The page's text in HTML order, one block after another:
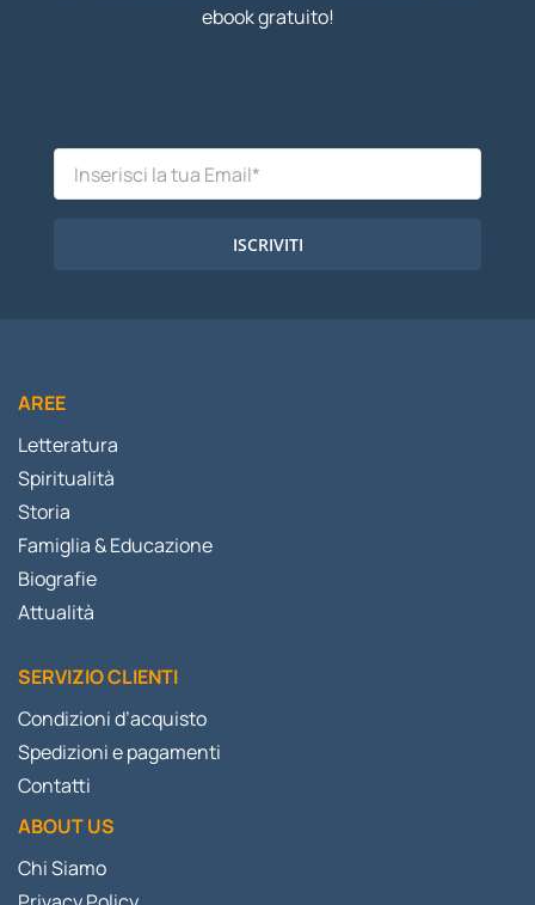
ebook gratuito!
ISCRIVITI
AREE
Letteratura
Spiritualità
Storia
Famiglia & Educazione
Biografie
Attualità
SERVIZIO CLIENTI
Condizioni d’acquisto
Spedizioni e pagamenti
Contatti
ABOUT US
Chi Siamo